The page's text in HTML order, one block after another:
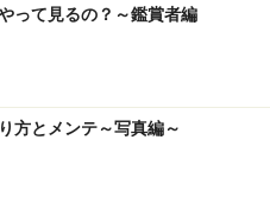
って見るの？～鑑賞者編
方とメンテ～写真編～